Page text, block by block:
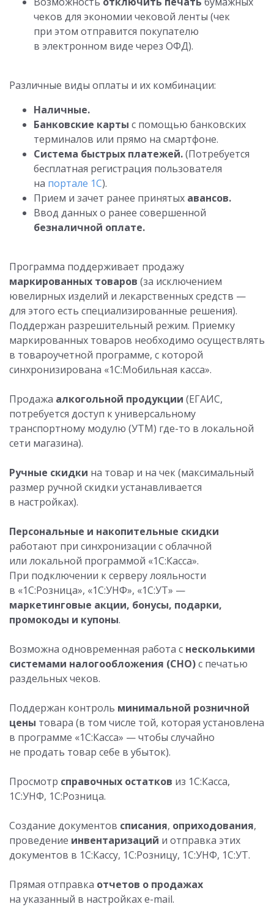
чеков для экономии чековой ленты (чек
при этом отправится покупателю
в электронном виде через ОФД).
Различные виды оплаты и их комбинации:
Наличные.
Банковские карты с помощью банковских
терминалов или прямо на смартфоне.
Система быстрых платежей.(Потребуется
бесплатная регистрация пользователя
на портале 1С).
Прием и зачет ранее принятых авансов.
Ввод данных о ранее совершенной
безналичной оплате.
Программа поддерживает продажу
маркированных товаров (за исключением
ювелирных изделий и лекарственных средств —
для этого есть специализированные решения).
Поддержан разрешительный режим. Приемку
маркированных товаров необходимо осуществлять
в товароучетной программе, с которой
синхронизирована «1С:Мобильная касса».
Продажа алкогольной продукции (ЕГАИС,
потребуется доступ к универсальному
транспортному модулю (УТМ) где-то в локальной
сети магазина).
Ручные скидки на товар и на чек (максимальный
размер ручной скидки устанавливается
в настройках).
Персональные и накопительные скидки
работают при синхронизации с облачной
или локальной программой «1С:Касса».
При подключении к серверу лояльности
в «1С:Розница», «1С:УНФ», «1С:УТ» —
маркетинговые акции, бонусы, подарки,
промокоды и купоны.
Возможна одновременная работа с несколькими
системами налогообложения (СНО)с печатью
раздельных чеков.
Поддержан контроль минимальной розничной
цены товара (в том числе той, которая установлена
в программе «1С:Касса» — чтобы случайно
не продать товар себе в убыток).
Просмотр справочных остатков из 1С:Касса,
1С:УНФ, 1С:Розница.
Создание документов списания, оприходования,
проведение инвентаризаций и отправка этих
документов в 1С:Кассу, 1С:Розницу, 1С:УНФ, 1С:УТ.
Прямая отправка отчетов о продажах
на указанный в настройках e-mail.